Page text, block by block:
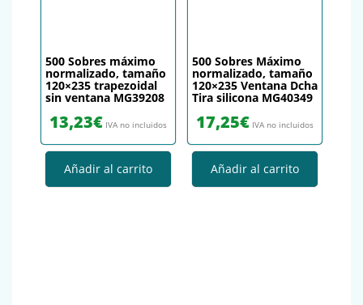
500 Sobres máximo
normalizado, tamaño
120×235 trapezoidal
sin ventana MG39208
13,23€ IVA no incluidos
Añadir al carrito
500 Sobres Máximo
normalizado, tamaño
120×235 Ventana Dcha
Tira silicona MG40349
17,25€ IVA no incluidos
Añadir al carrito